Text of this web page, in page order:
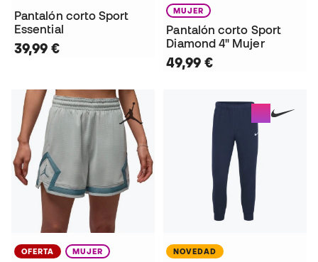
Pantalón corto Sport
Essential
39,99 €
MUJER
Pantalón corto Sport
Diamond 4" Mujer
49,99 €
OFERTA MUJER NOVEDAD